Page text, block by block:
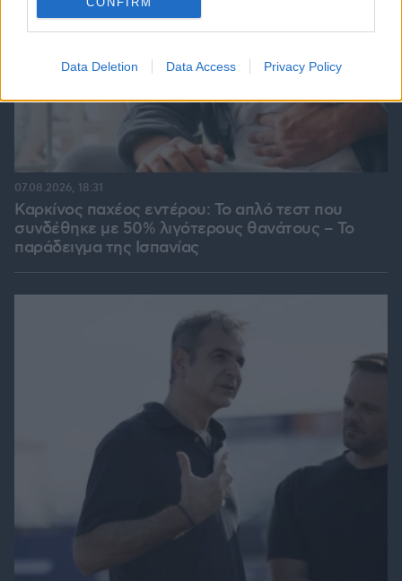
Data Deletion Data Access Privacy Policy
Καρκίνος παχέος εντέρου: Το απλό τεστ που
συνδέθηκε με 50% λιγότερους θανάτους – Το
παράδειγμα της Ισπανίας
07.08.2026, 18:31